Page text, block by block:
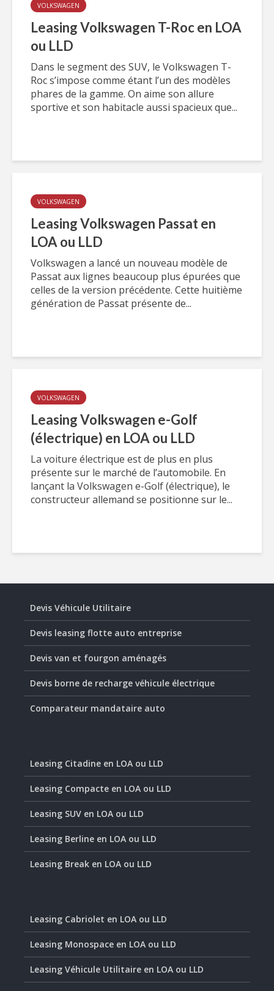
VOLKSWAGEN
Leasing Volkswagen T-Roc en LOA
ou LLD
Dans le segment des SUV, le Volkswagen T-
Roc s’impose comme étant l’un des modèles
phares de la gamme. On aime son allure
sportive et son habitacle aussi spacieux que...
VOLKSWAGEN
Leasing Volkswagen Passat en
LOA ou LLD
Volkswagen a lancé un nouveau modèle de
Passat aux lignes beaucoup plus épurées que
celles de la version précédente. Cette huitième
génération de Passat présente de...
VOLKSWAGEN
Leasing Volkswagen e-Golf
(électrique) en LOA ou LLD
La voiture électrique est de plus en plus
présente sur le marché de l’automobile. En
lançant la Volkswagen e-Golf (électrique), le
constructeur allemand se positionne sur le...
Devis Véhicule Utilitaire
Devis leasing flotte auto entreprise
Devis van et fourgon aménagés
Devis borne de recharge véhicule électrique
Comparateur mandataire auto
Leasing Citadine en LOA ou LLD
Leasing Compacte en LOA ou LLD
Leasing SUV en LOA ou LLD
Leasing Berline en LOA ou LLD
Leasing Break en LOA ou LLD
Leasing Cabriolet en LOA ou LLD
Leasing Monospace en LOA ou LLD
Leasing Véhicule Utilitaire en LOA ou LLD